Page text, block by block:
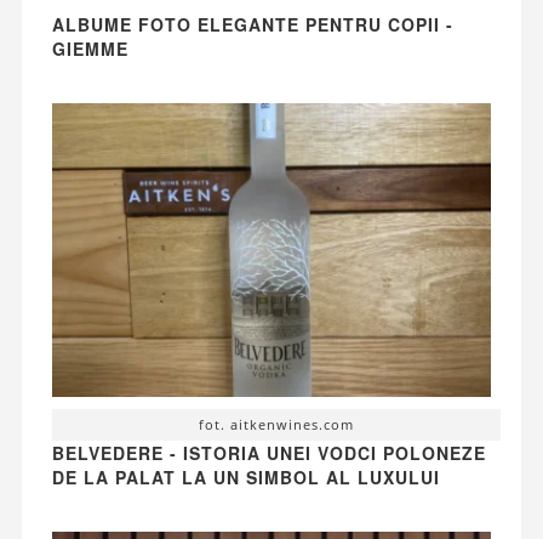
ALBUME FOTO ELEGANTE PENTRU COPII -
GIEMME
fot. aitkenwines.com
BELVEDERE - ISTORIA UNEI VODCI POLONEZE
DE LA PALAT LA UN SIMBOL AL LUXULUI